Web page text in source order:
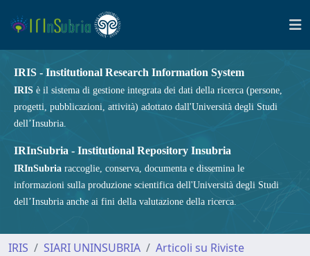
IRIS - Institutional Research Information System
IRIS è il sistema di gestione integrata dei dati della ricerca (persone,
progetti, pubblicazioni, attività) adottato dall'Università degli Studi
dell’Insubria.
IRInSubria - Institutional Repository Insubria
IRInSubria raccoglie, conserva, documenta e dissemina le
informazioni sulla produzione scientifica dell'Università degli Studi
dell’Insubria anche ai fini della valutazione della ricerca.
IRIS SIARI UNINSUBRIA
Articoli su Riviste